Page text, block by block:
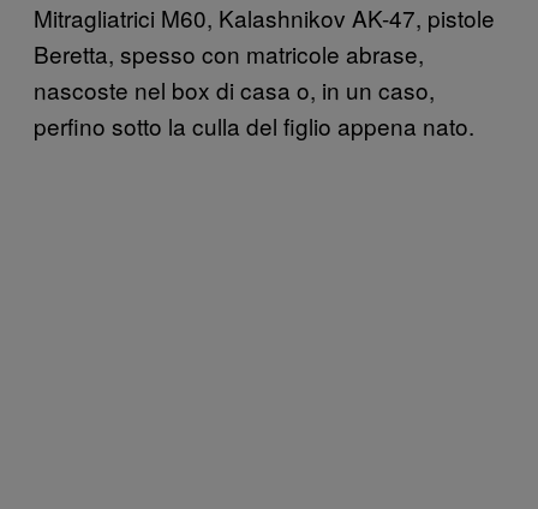
Mitragliatrici M60, Kalashnikov AK-47, pistole
Beretta, spesso con matricole abrase,
nascoste nel box di casa o, in un caso,
perfino sotto la culla del figlio appena nato.